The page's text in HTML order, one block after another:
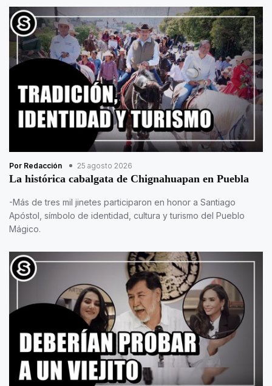
Por Redacción 25 agosto 2026
La histórica cabalgata de Chignahuapan en Puebla
-Más de tres mil jinetes participaron en honor a Santiago
Apóstol, símbolo de identidad, cultura y turismo del Pueblo
Mágico.